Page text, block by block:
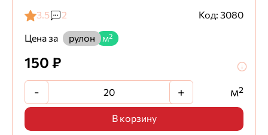
3.5
2
Код: 3080
Цена за
рулон м²
150 ₽
- + м²
В корзину